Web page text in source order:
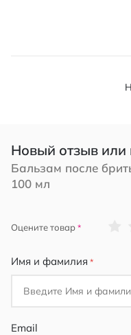
Новый отзыв или
Бальзам после
100 мл
Оцените товар
Имя и фамилия
Email